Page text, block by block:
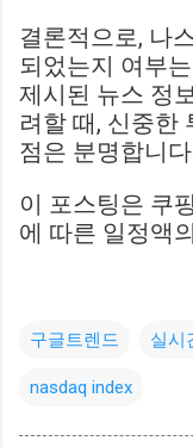
결론적으로, 나
되었는지 여부
제시된 뉴스 정
려할 때, 신중한
점은 분명합니
이 포스팅은 쿠
에 따른 일정액
구글트렌드 실시
nasdaq index